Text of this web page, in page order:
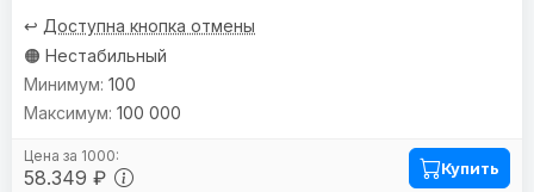
↩️ Доступна кнопка отмены
🟠 Нестабильный
58.349 ₽
100
100 000
Купить